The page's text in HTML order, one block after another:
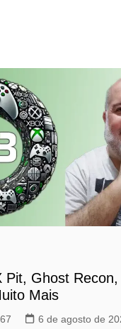
Pit, Ghost
Mais
6 de agosto de